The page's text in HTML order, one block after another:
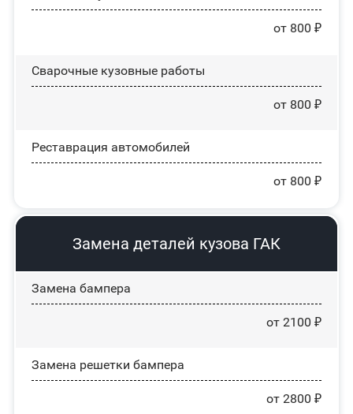
от 800 ₽
Сварочные кузовные работы
от 800 ₽
Реставрация автомобилей
от 800 ₽
Замена деталей кузова ГАК
Замена бампера
от 2100 ₽
Замена решетки бампера
от 2800 ₽